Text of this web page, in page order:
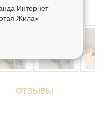
ОТЗЫВЫ
Интернет-
Жила»